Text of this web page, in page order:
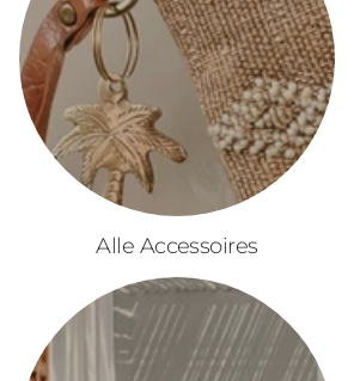
Alle Accessoires